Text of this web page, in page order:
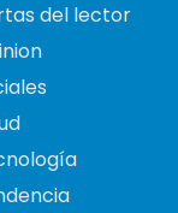
del lector